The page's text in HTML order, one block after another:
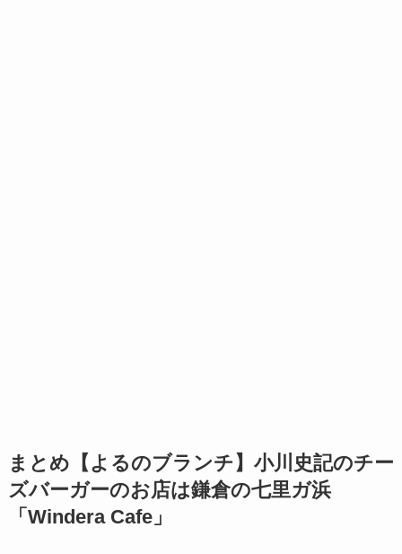
まとめ【よるのブランチ】小川史記のチー
ズバーガーのお店は鎌倉の七里ガ浜
「Windera Cafe」